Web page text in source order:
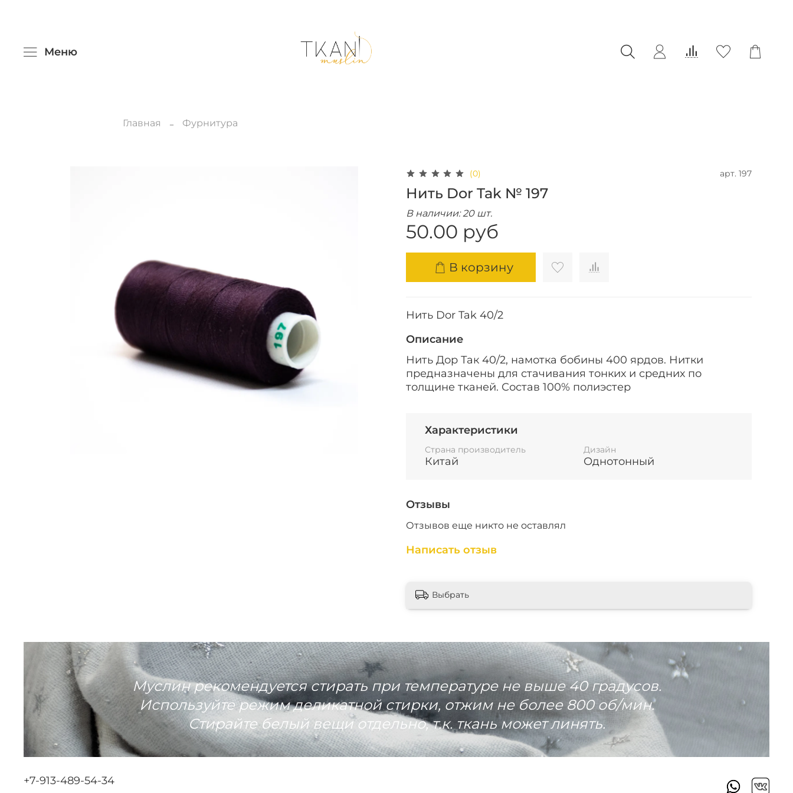
Меню
Главная Фурнитура
(0) арт. 197
Нить Dor Tak № 197
В наличии: 20 шт.
50.00 руб
В корзину
Нить Dor Tak 40/2
Описание
Нить Дор Так 40/2, намотка бобины 400 ярдов. Нитки
предназначены для стачивания тонких и средних по
толщине тканей. Состав 100% полиэстер
Характеристики
Страна производитель
Китай
Дизайн
Однотонный
Отзывы
Отзывов еще никто не оставлял
Написать отзыв
Выбрать
Муслин рекомендуется стирать при температуре не выше 40 градусов.
Используйте режим деликатной стирки, отжим не более 800 об/мин.
Стирайте белый вещи отдельно, т.к. ткань может линять.
+7-913-489-54-34